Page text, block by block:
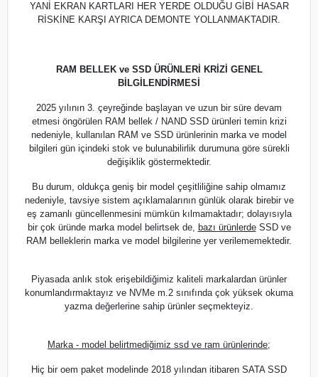
YANİ EKRAN KARTLARI HER YERDE OLDUĞU GİBİ HASAR
RİSKİNE KARŞI AYRICA DEMONTE YOLLANMAKTADIR.
RAM BELLEK ve SSD ÜRÜNLERİ KRİZİ GENEL
BİLGİLENDİRMESİ
2025 yılının 3. çeyreğinde başlayan ve uzun bir süre devam
etmesi öngörülen RAM bellek / NAND SSD ürünleri temin krizi
nedeniyle, kullanılan RAM ve SSD ürünlerinin marka ve model
bilgileri gün içindeki stok ve bulunabilirlik durumuna göre sürekli
değişiklik göstermektedir.
Bu durum, oldukça geniş bir model çeşitliliğine sahip olmamız
nedeniyle, tavsiye sistem açıklamalarının günlük olarak birebir ve
eş zamanlı güncellenmesini mümkün kılmamaktadır; dolayısıyla
bir çok üründe marka model belirtsek de, bazı ürünlerdeSSD ve
RAM belleklerin marka ve model bilgilerine yer verilememektedir.
Piyasada anlık stok erişebildiğimiz kaliteli markalardan ürünler
konumlandırmaktayız ve NVMe m.2 sınıfında çok yüksek okuma
yazma değerlerine sahip ürünler seçmekteyiz.
Marka - model belirtmediğimiz ssd ve ram ürünlerinde;
Hiç bir oem paket modelinde 2018 yılından itibaren SATA SSD